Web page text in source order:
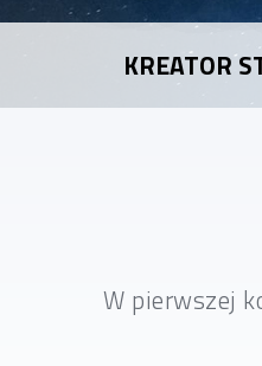
KREATOR
W pierwszej